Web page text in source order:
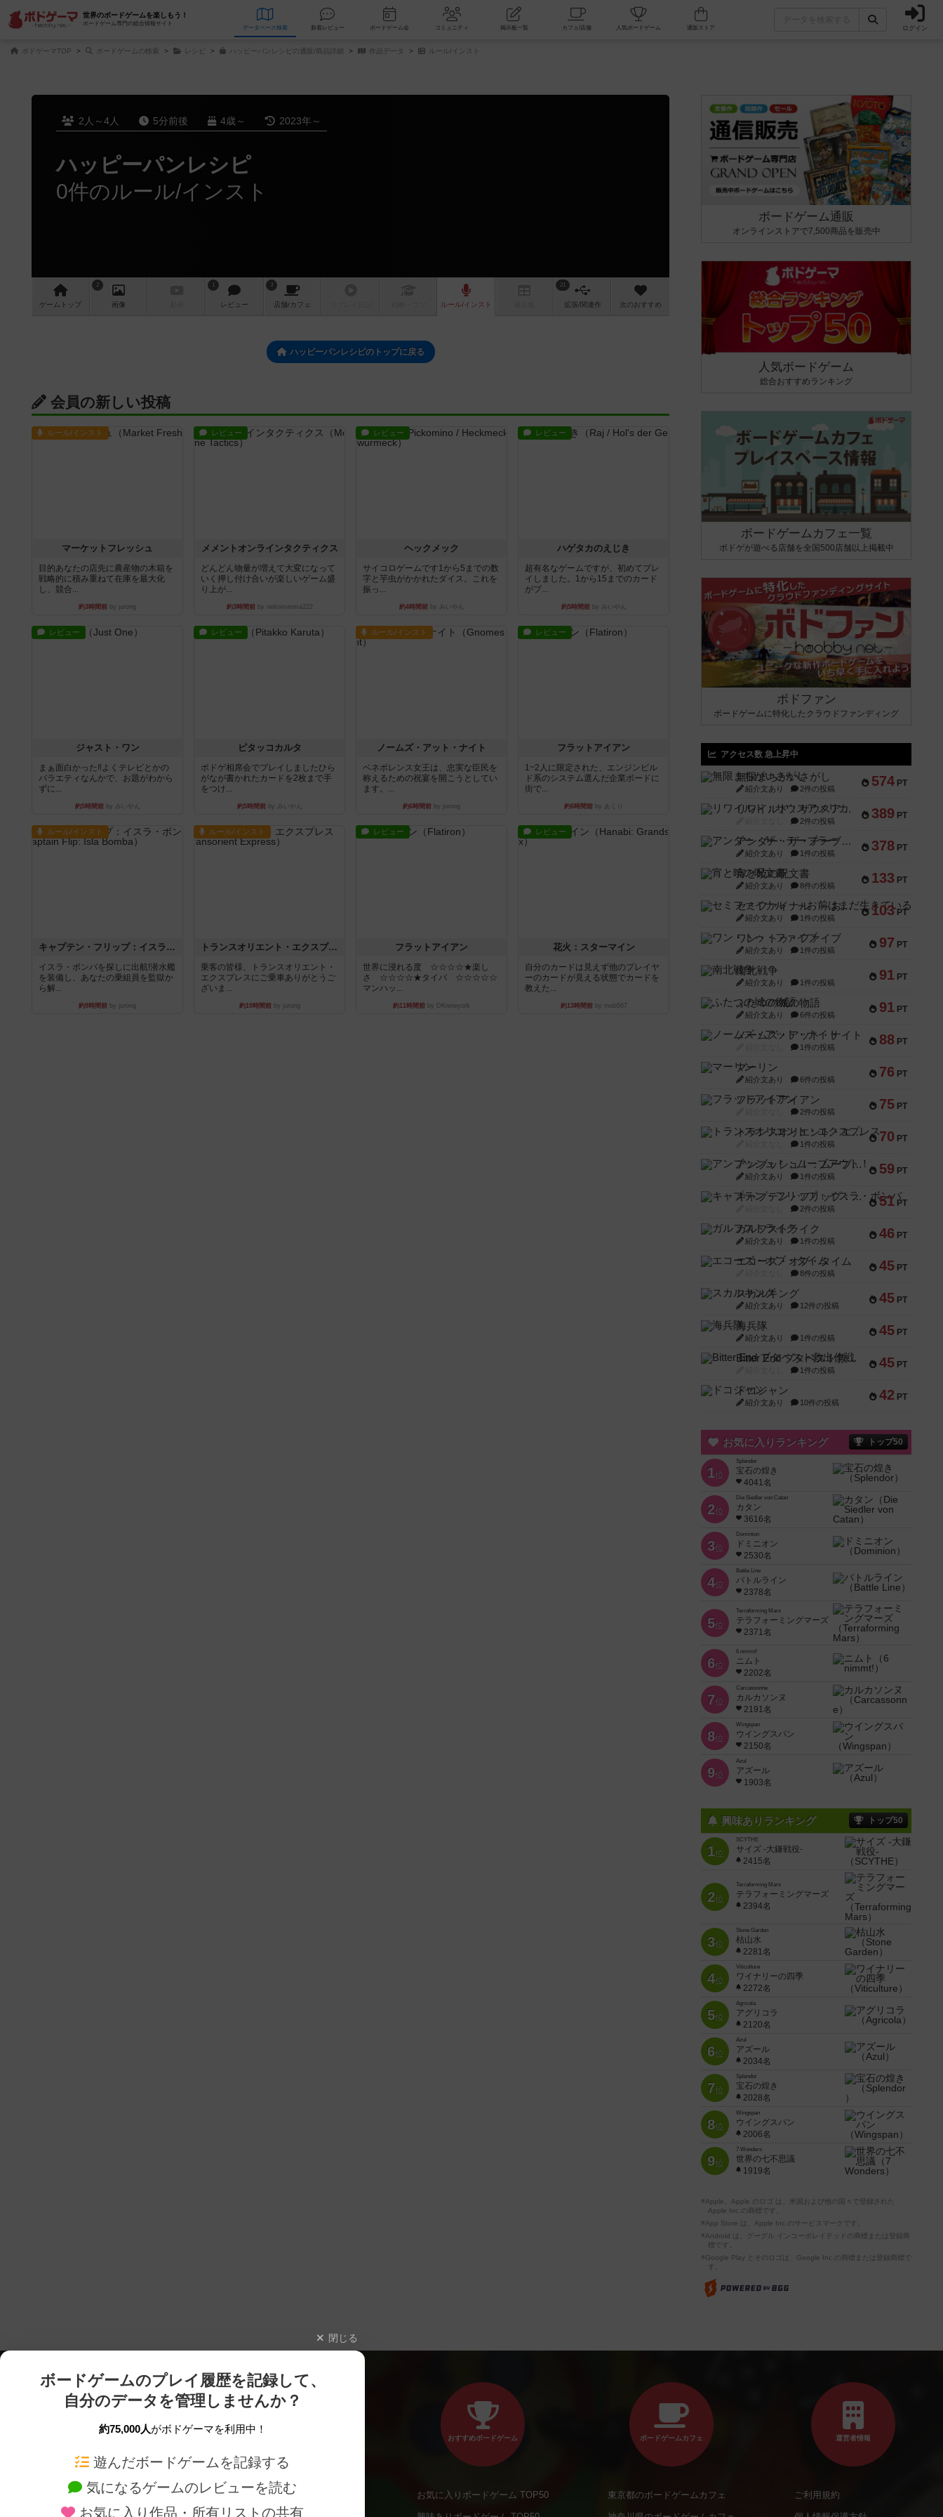
世界のボードゲームを楽しもう！
ボードゲーム専門の総合情報サイト
データベース 検索 新着レビュー ボードゲーム会 コミュニティ 掲示板一覧 カフェ/店舗 人気ボードゲーム ログイン
ボドゲーマTOP ボードゲームの検索 レシピ ハッピーパンレシピの通販/商品詳細 作品データ ルール/インスト
2人～4人 5分前後 4歳～ 2023年～
ハッピーパンレシピ
0件のルール/インスト
ゲーム トップ
2
画像
1
レビュー
3
店舗/カフェ ルール/インスト
21
拡張/関連作 次のおすすめ
ハッピーパンレシピのトップに戻る
会員の新しい投稿
ルール/インスト
マーケットフレッシュ
目的あなたの店先に農産物の木箱を
戦略的に積み重ねて在庫を最大化
し、競合...
約3時間前 by jurong
レビュー
メメントオンラインタクティクス
どんどん物量が増えて大変になって
いく押し付け合いが楽しいゲーム盛
り上が...
約3時間前by nekomanma222
レビュー
ヘックメック
サイコロゲームです1から5までの数
字と芋虫がかかれたダイス。これを
振っ...
約4時間前by みいやん
レビュー
ハゲタカのえじき
超有名なゲームですが、初めてプレ
イしました。1から15までのカード
がプ...
約5時間前by みいやん
レビュー
ジャスト・ワン
まぁ面白かった‼️よくテレビとかの
バラエティなんかで、お題がわから
ずに...
約5時間前by みいやん
レビュー
ピタッコカルタ
ボドゲ相席会でプレイしましたひら
がなが書かれたカードを2枚まで手
をつけ...
約5時間前by みいやん
ルール/インスト
ノームズ・アット・ナイト
ベネボレンス女王は、忠実な臣民を
称えるための祝宴を開こうとしてい
ます。...
約6時間前 by jurong
レビュー
フラットアイアン
1~2人に限定された、エンジンビル
ド系のシステム選んだ企業ボードに
街で...
約6時間前 by あくり
ルール/インスト
キャプテン・フリップ：イスラ・ボンバ
イスラ・ボンバを探しに出航!潜水艦
を装備し、あなたの乗組員を監獄か
ら解...
約9時間前 by jurong
ルール/インスト
トランスオリエント・エクスプレス
乗客の皆様、トランスオリエント・
エクスプレスにご乗車ありがとうご
ざいま...
約10時間前by jurong
レビュー
フラットアイアン
世界に浸れる度 ☆☆☆☆★楽し
さ ☆☆☆☆★タイパ ☆☆☆☆☆
マンハッ...
約11時間前 by DKnewyork
レビュー
花火：スターマイン
自分のカードは見えず他のプレイヤ
ーのカードが見える状態でカードを
教えた...
約13時間前by mob567
ボードゲーム通販
オンラインストアで7,500商品を販売中
人気ボードゲーム
総合おすすめランキング
ボードゲームカフェ一覧
ボドゲが遊べる店舗を全国500店舗以上掲載中
ボドファン
ボードゲームに特化したクラウドファンディング
アクセス数 急上昇中
574 PT
無限まちがいさがし
紹介文あり 2件の投稿
389 PT
リワイルド：サウスアメリカ
2件の投稿
378 PT
アンダー・ザ・テーブラー
紹介文あり 1件の投稿
133 PT
宵と暁の呪文書
紹介文あり 8件の投稿
103 PT
セミファイナル ～お前はまだ生きている～
紹介文あり 1件の投稿
97 PT
ワン・トゥ・ファイブ
紹介文あり 1件の投稿
91 PT
南北戦争
紹介文あり 1件の投稿
91 PT
ふたつの城の物語
紹介文あり 6件の投稿
88 PT
ノームズ・アット・ナイト
1件の投稿
76 PT
マーリン
紹介文あり 6件の投稿
75 PT
フラットアイアン
2件の投稿
70 PT
トランスオリエント・エクスプレス
1件の投稿
59 PT
アンブッシュ！：ムーブアウト！
紹介文あり 1件の投稿
51 PT
キャプテン・フリップ：イスラ・ボンバ
2件の投稿
46 PT
ガルフストライク
紹介文あり 1件の投稿
45 PT
エコーズ・オブ・タイム
8件の投稿
45 PT
スカルキング
紹介文あり 12件の投稿
45 PT
海兵隊
紹介文あり 1件の投稿
45 PT
Bitter End ブタペスト救出作戦
1件の投稿
42 PT
ドコジャン
紹介文あり 10件の投稿
お気に入りランキング トップ50
1位
Splendor
宝石の煌き
4041名
2位
Die Siedler von Catan
カタン
3616名
3位
Dominion
ドミニオン
2530名
4位
Battle Line
バトルライン
2378名
5位
Terraforming Mars
テラフォーミングマーズ
2371名
6位
6 nimmt!
ニムト
2202名
7位
Carcassonne
カルカソンヌ
2191名
8位
Wingspan
ウイングスパン
2150名
9位
Azul
アズール
1903名
興味ありランキング トップ50
1位
SCYTHE
サイズ -大鎌戦役-
2415名
2位
Terraforming Mars
テラフォーミングマーズ
2394名
3位
Stone Garden
枯山水
2281名
4位
Viticulture
ワイナリーの四季
2272名
5位
Agricola
アグリコラ
2120名
6位
Azul
アズール
2034名
7位
Splendor
宝石の煌き
2028名
8位
Wingspan
ウイングスパン
2006名
9位
7 Wonders
世界の七不思議
1919名
※Apple、Apple のロゴ は、米国および他の国々で登録された
Apple Inc.の商標です。
※App Store は、Apple Inc.のサービスマークです。
※Android は、グーグル インコーポレイテッドの商標または登録商
標です。
※Google Play とそのロゴは、Google Inc.の商標または登録商標で
す。
閉じる
ボードゲームのプレイ履歴を記録して、
自分のデータを管理しませんか？
約75,000人がボドゲーマを利用中！
遊んだボードゲームを記録する
気になるゲームのレビューを読む
お気に入り作品・所有リストの共有
ボードゲームを検索する 新作・再入荷情報
おすすめボードゲーム
お気に入りボードゲーム TOP50
ボードゲームカフェ
東京都のボードゲームカフェ
運営者情報
ご利用規約